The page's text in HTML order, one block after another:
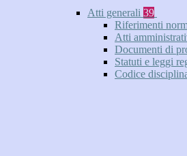
Atti generali 39
Riferimenti
Atti
Documenti di
Statuti e leggi
Codice